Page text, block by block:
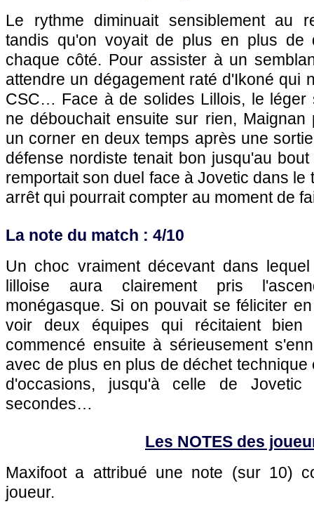
Le rythme diminuait sensiblement au
tandis qu'on voyait de plus en plus de
chaque côté. Pour assister à un
attendre un dégagement raté d'Ikoné qui
CSC… Face à de solides Lillois, le léger
ne débouchait ensuite sur rien, Maignan
un corner en deux temps après une
défense nordiste tenait bon jusqu'au
remportait son duel face à Jovetic dans le
arrêt qui pourrait compter au moment de
La note du match : 4/10
Un choc vraiment décevant dans
lilloise aura clairement pris
monégasque. Si on pouvait se féliciter
voir deux équipes qui récitaient
commencé ensuite à sérieusement
avec de plus en plus de déchet technique
d'occasions, jusqu'à celle de
secondes…
Les NOTES des
Maxifoot a attribué une note (sur 10)
joueur.